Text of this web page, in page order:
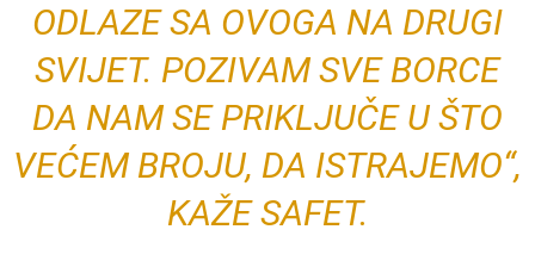
ODLAZE SA OVOGA NA DRUGI
SVIJET. POZIVAM SVE BORCE
DA NAM SE PRIKLJUČE U ŠTO
VEĆEM BROJU, DA ISTRAJEMO“,
KAŽE SAFET.